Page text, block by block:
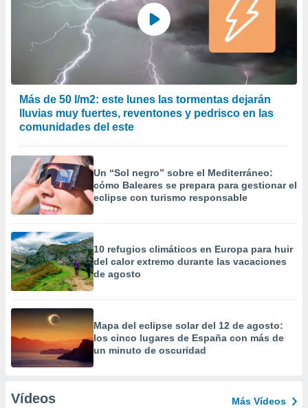
Más de 50 l/m2: este lunes las tormentas dejarán
lluvias muy fuertes, reventones y pedrisco en las
comunidades del este
Un “Sol negro” sobre el Mediterráneo:
cómo Baleares se prepara para gestionar el
eclipse con turismo responsable
10 refugios climáticos en Europa para huir
del calor extremo durante las vacaciones
de agosto
Mapa del eclipse solar del 12 de agosto:
los cinco lugares de España con más de
un minuto de oscuridad
Vídeos Más Vídeos